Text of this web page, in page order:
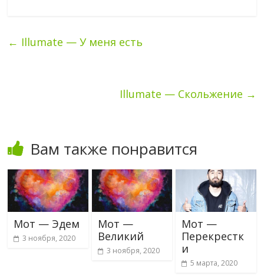
← Illumate — У меня есть
Illumate — Скольжение →
Вам также понравится
Мот — Эдем
3 ноября, 2020
Мот —
Великий
3 ноября, 2020
Мот —
Перекрестк
и
5 марта, 2020